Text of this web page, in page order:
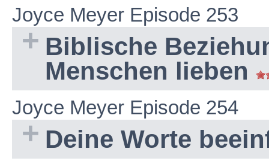
Joyce Meyer Episode 253
Biblische
Menschen lieben
Joyce Meyer Episode 254
Deine Worte